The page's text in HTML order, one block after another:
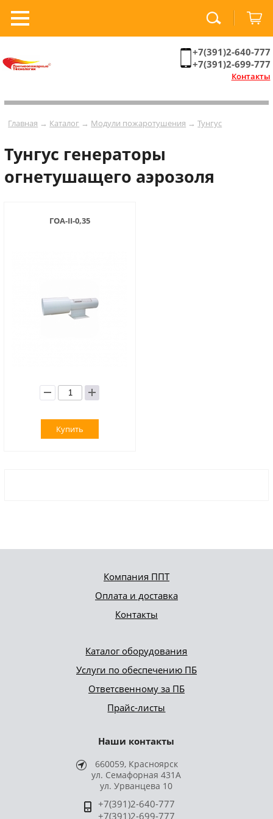
+7(391)2-640-777
+7(391)2-699-777
Контакты
Главная → Каталог → Модули пожаротушения →Тунгус
Тунгус генераторы
огнетушащего аэрозоля
ГОА-II-0,35
Купить
Компания ППТ
Оплата и доставка
Контакты
Каталог оборудования
Услуги по обеспечению ПБ
Ответсвенному за ПБ
Прайс-листы
Наши контакты
660059, Красноярск
ул. Семафорная 431А
ул. Урванцева 10
+7(391)2-640-777
+7(391)2-699-777